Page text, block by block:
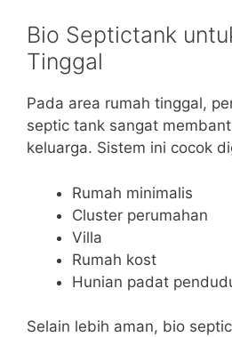
Bio Septictank
Tinggal
Pada area rumah tinggal,
septic tank sangat
keluarga. Sistem ini cocok
Rumah minimalis
Cluster perumahan
Villa
Rumah kost
Hunian padat
Selain lebih aman, bio